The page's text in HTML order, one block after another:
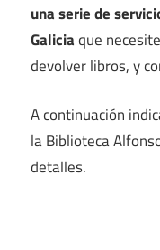
una serie de
Galiciaque
devolver libros, y
A continuación
la Biblioteca
detalles.